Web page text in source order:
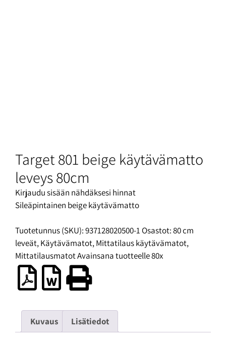
Target 801 beige käytävämatto
leveys 80cm
Kirjaudu sisään nähdäksesi hinnat
Sileäpintainen beige käytävämatto
Tuotetunnus (SKU):937128020500-1 Osastot:80 cm
leveät,Käytävämatot,Mittatilaus käytävämatot,
MittatilausmatotAvainsana tuotteelle80x
Kuvaus Lisätiedot